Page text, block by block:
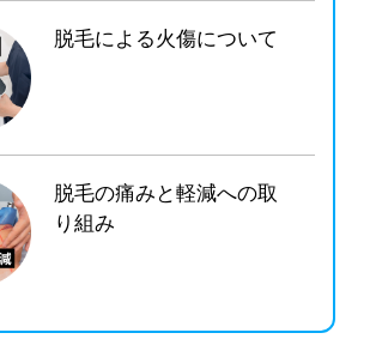
脱毛による火傷について
脱毛の痛みと軽減への取
り組み